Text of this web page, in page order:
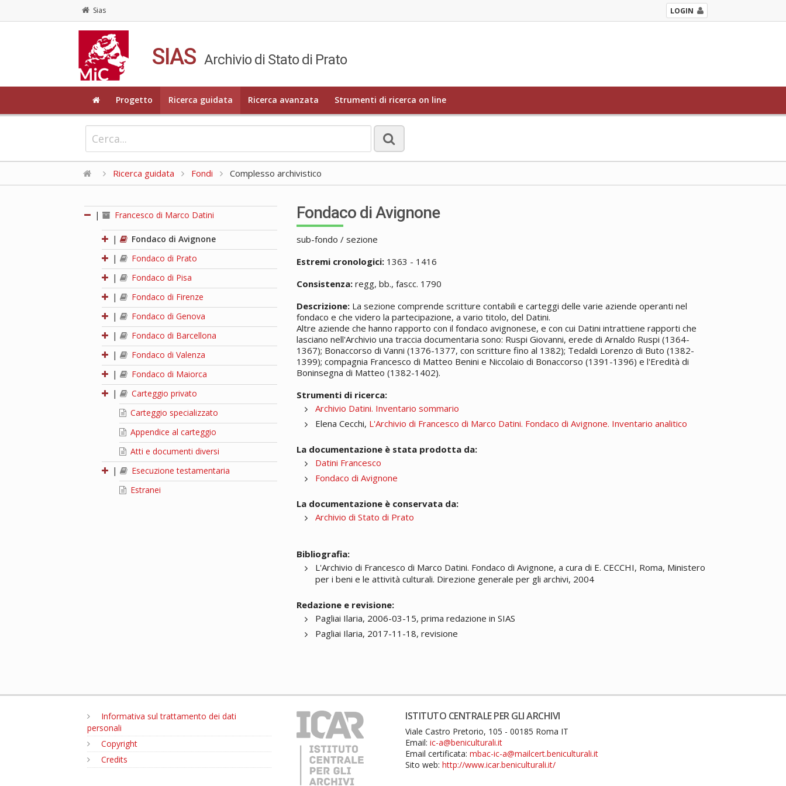
Sias LOGIN
SIAS Archivio di Stato di Prato
Progetto Ricerca guidata Ricerca avanzata Strumenti di ricerca on line
Ricerca guidata Fondi Complesso archivistico
| Francesco di Marco Datini
|
Fondaco di Avignone
|
Fondaco di Prato
|
Fondaco di Pisa
|
Fondaco di Firenze
|
Fondaco di Genova
|
Fondaco di Barcellona
|
Fondaco di Valenza
|
Fondaco di Maiorca
|
Carteggio privato
Carteggio specializzato
Appendice al carteggio
Atti e documenti diversi
|
Esecuzione testamentaria
Estranei
Fondaco di Avignone
sub-fondo / sezione
Estremi cronologici: 1363 - 1416
Consistenza: regg, bb., fascc. 1790
Descrizione: La sezione comprende scritture contabili e carteggi delle varie aziende operanti nel
fondaco e che videro la partecipazione, a vario titolo, del Datini.
Altre aziende che hanno rapporto con il fondaco avignonese, e con cui Datini intrattiene rapporti che
lasciano nell'Archivio una traccia documentaria sono: Ruspi Giovanni, erede di Arnaldo Ruspi (1364-
1367); Bonaccorso di Vanni (1376-1377, con scritture fino al 1382); Tedaldi Lorenzo di Buto (1382-
1399); compagnia Francesco di Matteo Benini e Niccolaio di Bonaccorso (1391-1396) e l'Eredità di
Boninsegna di Matteo (1382-1402).
Strumenti di ricerca:
Archivio Datini. Inventario sommario
Elena Cecchi, L'Archivio di Francesco di Marco Datini. Fondaco di Avignone. Inventario analitico
La documentazione è stata prodotta da:
Datini Francesco
Fondaco di Avignone
La documentazione è conservata da:
Archivio di Stato di Prato
Bibliografia:
L'Archivio di Francesco di Marco Datini. Fondaco di Avignone, a cura di E. CECCHI, Roma, Ministero
per i beni e le attività culturali. Direzione generale per gli archivi, 2004
Redazione e revisione:
Pagliai Ilaria, 2006-03-15, prima redazione in SIAS
Pagliai Ilaria, 2017-11-18, revisione
Informativa sul trattamento dei dati
personali
Copyright
Credits
ISTITUTO CENTRALE PER GLI ARCHIVI
Viale Castro Pretorio, 105 - 00185 Roma IT
Email:ic-a@beniculturali.it
Email certificata:mbac-ic-a@mailcert.beniculturali.it
Sito web:http://www.icar.beniculturali.it/